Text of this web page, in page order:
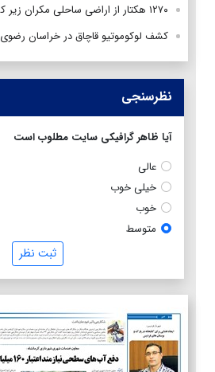
۱۲۷۰ هکتار از اراضی ساحلی مکران زیر کشت میگو رفت
کشف لوکوموتیو قاچاق در خراسان رضوی
نظرسنجی
آیا ظاهر گرافیکی سایت مطلوب است
عالی
خیلی خوب
خوب
متوسط
ثبت نظر